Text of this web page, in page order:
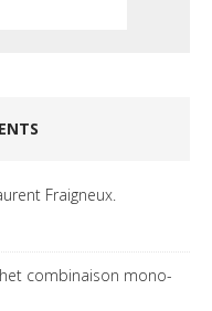
Fraigneux.
combinaison mono-